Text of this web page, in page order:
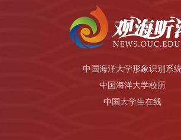
中国海洋大学形象识别系
中国海洋大学校历
中国大学生在线